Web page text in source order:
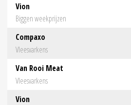
Vion
Biggen weekprijzen
Compaxo
Vleesvarkens
Van Rooi Meat
Vleesvarkens
Vion